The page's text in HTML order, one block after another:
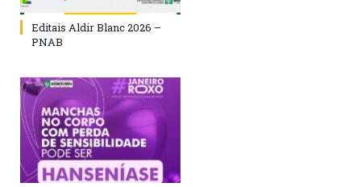
Editais Aldir Blanc 2026 –
PNAB